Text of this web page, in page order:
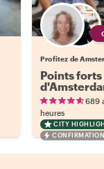
Profitez de
Points
689
heures
CITY